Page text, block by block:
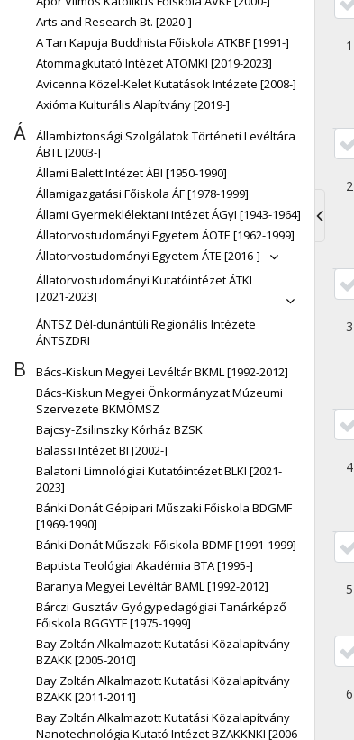
Arts and Research Bt. [2020-]
A Tan Kapuja Buddhista Főiskola ATKBF [1991-]
Atommagkutató Intézet ATOMKI [2019-2023]
Avicenna Közel-Kelet Kutatások Intézete [2008-]
Axióma Kulturális Alapítvány [2019-]
Á
Állambiztonsági Szolgálatok Történeti Levéltára
ÁBTL [2003-]
Állami Balett Intézet ÁBI [1950-1990]
Államigazgatási Főiskola ÁF [1978-1999]
Állami Gyermeklélektani Intézet ÁGyI [1943-1964]
Állatorvostudományi Egyetem ÁOTE [1962-1999]
Állatorvostudományi Egyetem ÁTE [2016-]
Állatorvostudományi Kutatóintézet ÁTKI
[2021-2023]
ÁNTSZ Dél-dunántúli Regionális Intézete
ÁNTSZDRI
B
Bács-Kiskun Megyei Levéltár BKML [1992-2012]
Bács-Kiskun Megyei Önkormányzat Múzeumi
Szervezete BKMÖMSZ
Bajcsy-Zsilinszky Kórház BZSK
Balassi Intézet BI [2002-]
Balatoni Limnológiai Kutatóintézet BLKI [2021-
2023]
Bánki Donát Gépipari Műszaki Főiskola BDGMF
[1969-1990]
Bánki Donát Műszaki Főiskola BDMF [1991-1999]
Baptista Teológiai Akadémia BTA [1995-]
Baranya Megyei Levéltár BAML [1992-2012]
Bárczi Gusztáv Gyógypedagógiai Tanárképző
Főiskola BGGYTF [1975-1999]
Bay Zoltán Alkalmazott Kutatási Közalapítvány
BZAKK [2005-2010]
Bay Zoltán Alkalmazott Kutatási Közalapítvány
BZAKK [2011-2011]
Bay Zoltán Alkalmazott Kutatási Közalapítvány
Nanotechnológia Kutató Intézet BZAKKNKI [2006-
1
2
3
4
5
6